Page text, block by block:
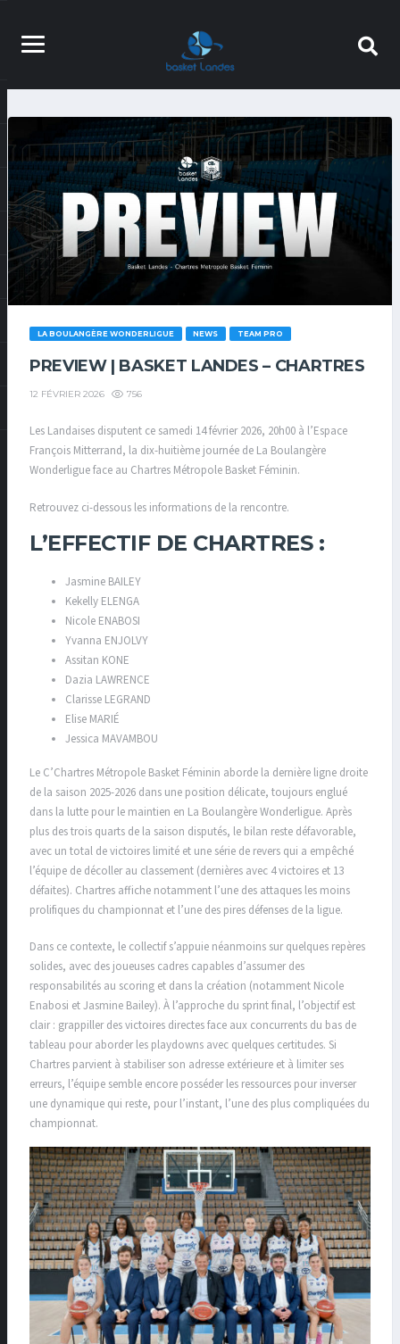
LA BOULANGÈRE WONDERLIGUE NEWS TEAM PRO
PREVIEW | BASKET LANDES – CHARTRES
12 FÉVRIER 2026 756
Les Landaises disputent ce samedi 14 février 2026, 20h00 à l’Espace
François Mitterrand, la dix-huitième journée de La Boulangère
Wonderligue face au Chartres Métropole Basket Féminin.
Retrouvez ci-dessous les informations de la rencontre.
L’EFFECTIF DE CHARTRES :
Jasmine BAILEY
Kekelly ELENGA
Nicole ENABOSI
Yvanna ENJOLVY
Assitan KONE
Dazia LAWRENCE
Clarisse LEGRAND
Elise MARIÉ
Jessica MAVAMBOU
Le C’Chartres Métropole Basket Féminin aborde la dernière ligne droite
de la saison 2025-2026 dans une position délicate, toujours englué
dans la lutte pour le maintien en La Boulangère Wonderligue. Après
plus des trois quarts de la saison disputés, le bilan reste défavorable,
avec un total de victoires limité et une série de revers qui a empêché
l’équipe de décoller au classement (dernières avec 4 victoires et 13
défaites). Chartres affiche notamment l’une des attaques les moins
prolifiques du championnat et l’une des pires défenses de la ligue.
Dans ce contexte, le collectif s’appuie néanmoins sur quelques repères
solides, avec des joueuses cadres capables d’assumer des
responsabilités au scoring et dans la création (notamment Nicole
Enabosi et Jasmine Bailey). À l’approche du sprint final, l’objectif est
clair : grappiller des victoires directes face aux concurrents du bas de
tableau pour aborder les playdowns avec quelques certitudes. Si
Chartres parvient à stabiliser son adresse extérieure et à limiter ses
erreurs, l’équipe semble encore posséder les ressources pour inverser
une dynamique qui reste, pour l’instant, l’une des plus compliquées du
championnat.